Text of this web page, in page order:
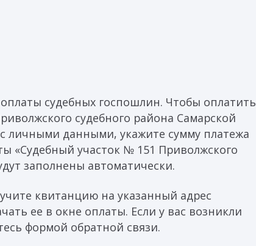
судебных госпошлин. Чтобы оплатить
судебного района Самарской
личными данными, укажите сумму платежа
«Судебный участок № 151 Приволжского
заполнены автоматически.
квитанцию на указанный адрес
ее в окне оплаты. Если у вас возникли
формой обратной связи.